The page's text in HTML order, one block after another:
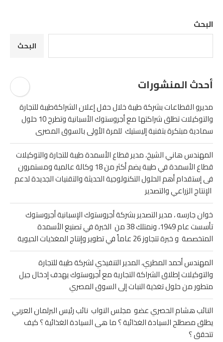
البحث
البحث
أحدث المنشورات
مديرو القطاعات بشركة طيبة خلال حفل إعلان الشراكةطيبة للتجارة
والتوكيلات تطلق شراكتها مع أجروستوك الأسبانية وتطرح 10 حلول
سمادية مبتكرة بتفنية إليستيك للمرة الأولى بالسوق المصرى
المهندس هاني الشيخ، مدير قطاع الأسمدة طيبة للتجارة والتوكيلات
قطاع الأسمدة في طيبة يضم أكثر من 18 وكالة عالمية ومستمرون
فى إستقدام أهم الحلول التكنولوجية الحديثة والتقنيات الجديدة لدعم
الإنتاج الزراعي والتصدير
خوان جارسه ، مدير التصدير بشركة أجروستوك الإسبانية أجروستوك
تأسست عام 1949، ونمتلك 38 من الخبرة في تصنيع الأسمدة
المتخصصة و خبرة تتجاوز 26 عاماً في تطوير وإنتاج المغذيات الحيوية
المهندس أحمد المطري، المدير التنفيذي لشركة طيبة للتجارة
والتوكيلات إطلاق الشراكة التجارية مع أجروستوك يهدف إدخال جيل
متطور من حلول تغذية النبات إلى السوق المصري
النائب هشام الحصري عضو مجلس النواب نائب رئيس البرلمان العربي
يطلق مصطلح السيادة الغذائية ؟ ما هى السيادة الغذائية ؟ كيف
تتحقق ؟